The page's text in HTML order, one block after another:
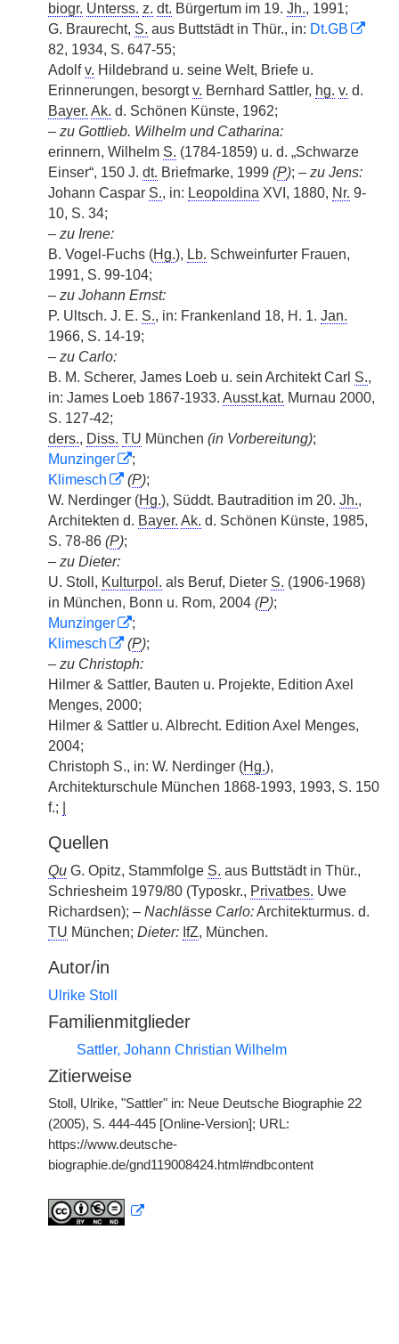
biogr. Unterss. z. dt. Bürgertum im 19. Jh., 1991;
G. Braurecht, S. aus Buttstädt in Thür., in: Dt.GB
82, 1934, S. 647-55;
Adolfv. Hildebrand u. seine Welt, Briefe u.
Erinnerungen, besorgtv. Bernhard Sattler, hg. v. d.
Bayer. Ak. d. Schönen Künste, 1962;
– zu Gottlieb. Wilhelm und Catharina:
erinnern, Wilhelm S. (1784-1859) u. d. „Schwarze
Einser“, 150 J. dt. Briefmarke, 1999 (P); – zu Jens:
Johann Caspar S., in: Leopoldina XVI, 1880, Nr. 9-
10, S. 34;
– zu Irene:
B. Vogel-Fuchs (Hg.), Lb. Schweinfurter Frauen,
1991, S. 99-104;
– zu Johann Ernst:
P. Ultsch. J. E. S., in: Frankenland 18, H. 1. Jan.
1966, S. 14-19;
– zu Carlo:
B. M. Scherer, James Loeb u. sein Architekt Carl S.,
in: James Loeb 1867-1933. Ausst.kat. Murnau 2000,
S. 127-42;
ders., Diss. TU München (in Vorbereitung);
Munzinger
;
Klimesch
(P);
W. Nerdinger (Hg.), Süddt. Bautradition im 20. Jh.,
Architekten d. Bayer. Ak. d. Schönen Künste, 1985,
S. 78-86 (P);
– zu Dieter:
U. Stoll, Kulturpol. als Beruf, Dieter S. (1906-1968)
in München, Bonn u. Rom, 2004 (P);
Munzinger
;
Klimesch
(P);
– zu Christoph:
Hilmer & Sattler, Bauten u. Projekte, Edition Axel
Menges, 2000;
Hilmer & Sattler u. Albrecht. Edition Axel Menges,
2004;
Christoph S., in: W. Nerdinger (Hg.),
Architekturschule München 1868-1993, 1993, S. 150
f.;
Quellen
Qu G. Opitz, Stammfolge S. aus Buttstädt in Thür.,
Schriesheim 1979/80 (Typoskr., Privatbes. Uwe
Richardsen); – Nachlässe Carlo:Architekturmus. d.
TU München; Dieter: IfZ, München.
Autor/in
Ulrike Stoll
Familienmitglieder
Sattler, Johann Christian Wilhelm
Zitierweise
Stoll, Ulrike, "Sattler" in: Neue Deutsche Biographie 22
(2005), S. 444-445 [Online-Version]; URL:
https://www.deutsche-
biographie.de/gnd119008424.html#ndbcontent